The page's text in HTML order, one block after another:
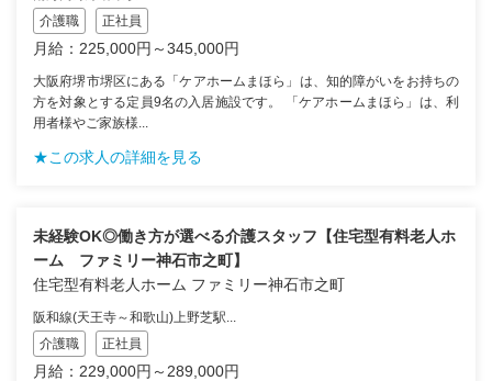
介護職
正社員
月給：225,000円～345,000円
大阪府堺市堺区にある「ケアホームまほら」は、知的障がいをお持ちの
方を対象とする定員9名の入居施設です。 「ケアホームまほら」は、利
用者様やご家族様...
★この求人の詳細を見る
未経験OK◎働き方が選べる介護スタッフ【住宅型有料老人ホ
ーム ファミリー神石市之町】
住宅型有料老人ホーム ファミリー神石市之町
阪和線(天王寺～和歌山)上野芝駅...
介護職
正社員
月給：229,000円～289,000円